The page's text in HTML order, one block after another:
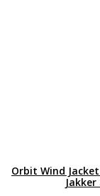
Orbit Wind